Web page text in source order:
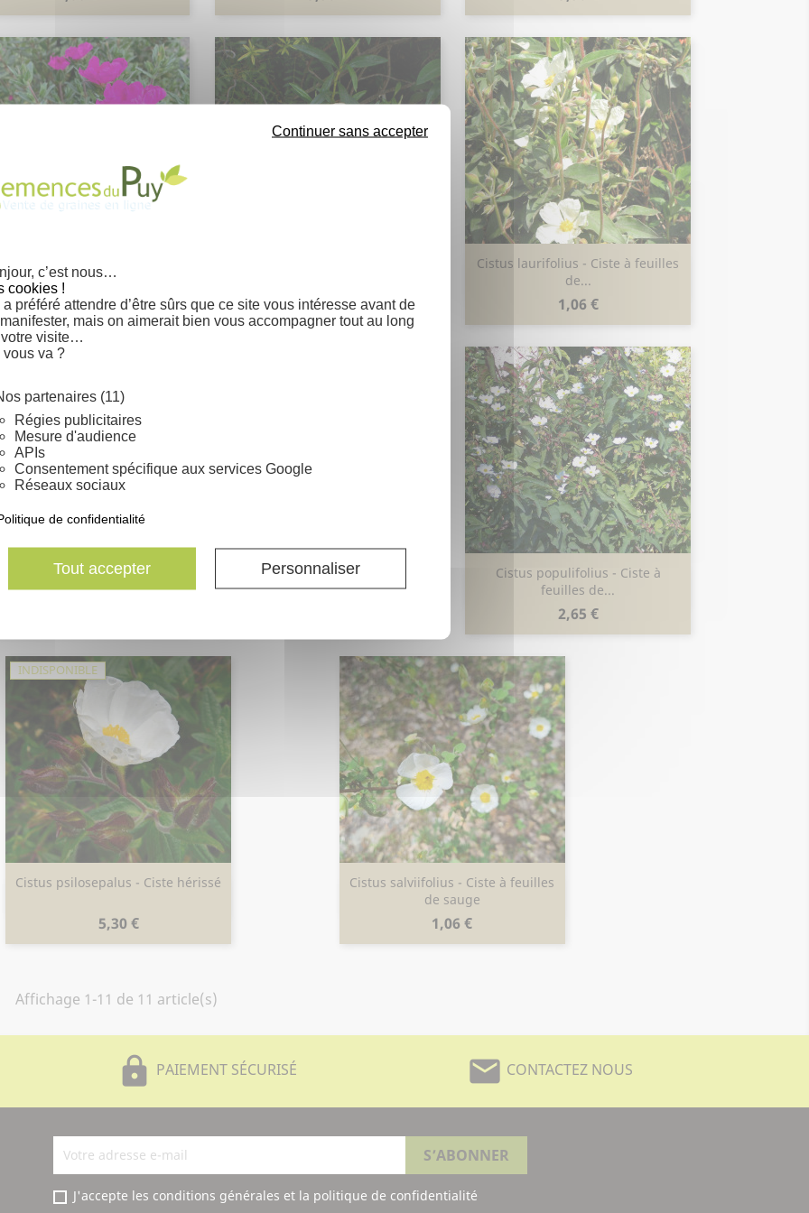
c’est nous…
cookies !
a préféré attendre d’être sûrs que ce site vous intéresse avant de
mais on aimerait bien vous accompagner tout au long
visite…
vous va ?
partenaires (11)
Régies publicitaires
Mesure d'audience
APIs
Consentement spécifique aux services Google
Réseaux sociaux
Tout accepter
Continuer sans accepter
Personnaliser
de confidentialité
crispus - Ciste crépu - Ciste
crispé
Prix
2,65 €
Aperçu rapide
Prix
2,65 €
Cistus laurifolius - Ciste à feuilles
de...
Prix
1,06 €
Aperçu rapide
libanotis - Ciste du Liban
Aperçu rapide
Cistus monspeliensis - Ciste de
Montpellier
Aperçu rapide
Cistus populifolius - Ciste à
feuilles de...
Prix
2,65 €
Aperçu rapide
INDISPONIBLE
Cistus psilosepalus - Ciste hérissé
Prix
5,30 €
Cistus salviifolius - Ciste à feuilles
de sauge
Prix
1,06 €
Aperçu rapide
Affichage 1-11 de 11 article(s)
lock PAIEMENT SÉCURISÉ mail CONTACTEZ NOUS
J'accepte les conditions générales et la politique de confidentialité